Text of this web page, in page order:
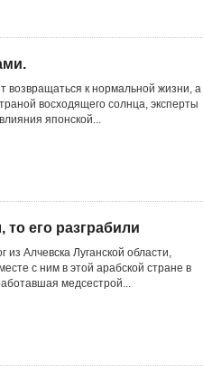
возвращаться к нормальной жизни, а
восходящего солнца, эксперты
японской...
его разграбили
Алчевска Луганской области,
с ним в этой арабской стране в
медсестрой...